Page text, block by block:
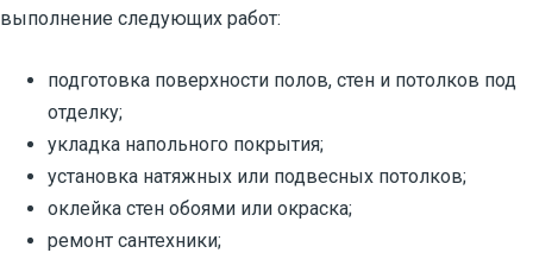
выполнение следующих работ:
подготовка поверхности полов, стен и потолков под
отделку;
укладка напольного покрытия;
установка натяжных или подвесных потолков;
оклейка стен обоями или окраска;
ремонт сантехники;